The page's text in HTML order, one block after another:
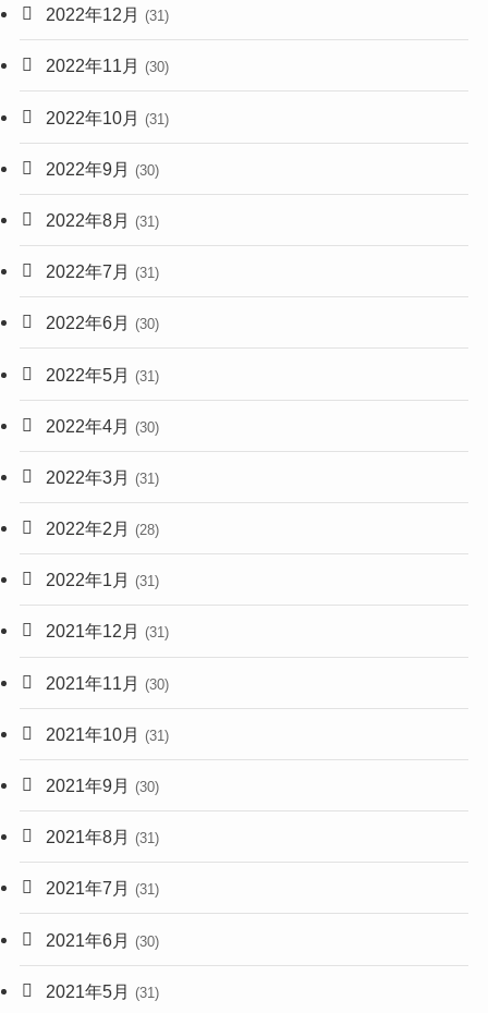
2022年12月 (31)
2022年11月 (30)
2022年10月 (31)
2022年9月 (30)
2022年8月 (31)
2022年7月 (31)
2022年6月 (30)
2022年5月 (31)
2022年4月 (30)
2022年3月 (31)
2022年2月 (28)
2022年1月 (31)
2021年12月 (31)
2021年11月 (30)
2021年10月 (31)
2021年9月 (30)
2021年8月 (31)
2021年7月 (31)
2021年6月 (30)
2021年5月 (31)